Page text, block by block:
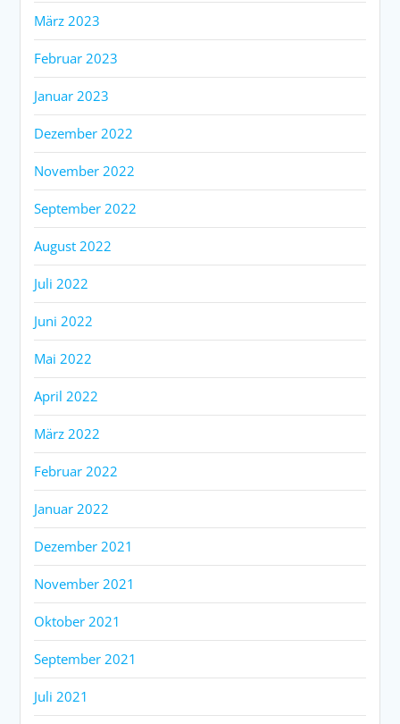
März 2023
Februar 2023
Januar 2023
Dezember 2022
November 2022
September 2022
August 2022
Juli 2022
Juni 2022
Mai 2022
April 2022
März 2022
Februar 2022
Januar 2022
Dezember 2021
November 2021
Oktober 2021
September 2021
Juli 2021